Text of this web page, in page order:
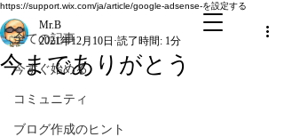
https://support.wix.com/ja/article/google-adsense-を設定する
全ての記事
今すぐ始める
コミュニティ
ブログ作成のヒント
今までありがとう
Mr.B
2021年12月10日 読了時間: 1分